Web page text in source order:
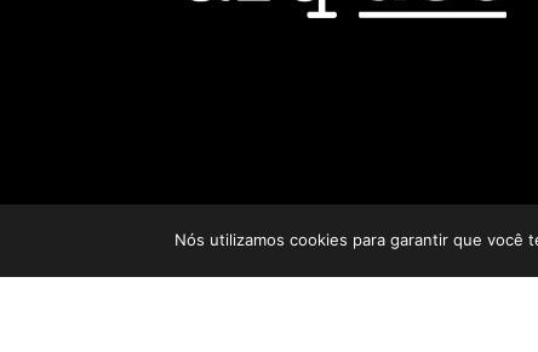
Nós utilizamos cookies para garantir que você